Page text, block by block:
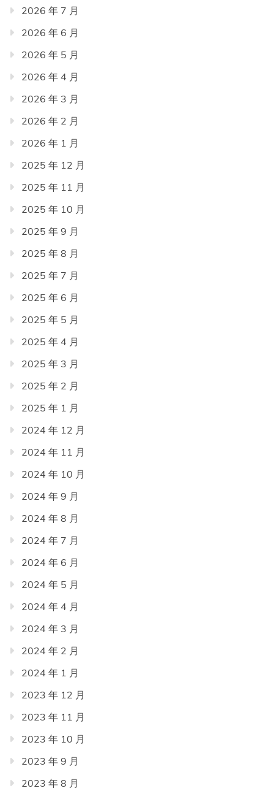
2026 年 7 月
2026 年 6 月
2026 年 5 月
2026 年 4 月
2026 年 3 月
2026 年 2 月
2026 年 1 月
2025 年 12 月
2025 年 11 月
2025 年 10 月
2025 年 9 月
2025 年 8 月
2025 年 7 月
2025 年 6 月
2025 年 5 月
2025 年 4 月
2025 年 3 月
2025 年 2 月
2025 年 1 月
2024 年 12 月
2024 年 11 月
2024 年 10 月
2024 年 9 月
2024 年 8 月
2024 年 7 月
2024 年 6 月
2024 年 5 月
2024 年 4 月
2024 年 3 月
2024 年 2 月
2024 年 1 月
2023 年 12 月
2023 年 11 月
2023 年 10 月
2023 年 9 月
2023 年 8 月